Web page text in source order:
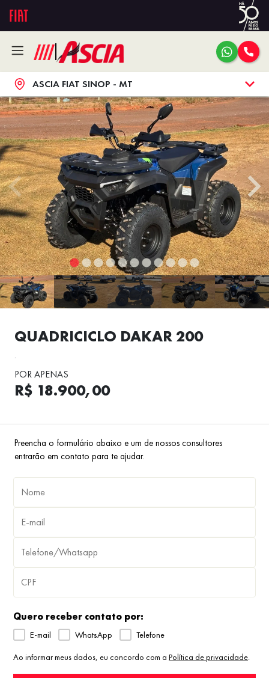
ASCIA FIAT SINOP - MT
QUADRICICLO DAKAR 200
.
POR APENAS
R$ 18.900,00
Preencha o formulário abaixo e um de nossos consultores
entrarão em contato para te ajudar.
Quero receber contato por:
E-mail WhatsApp Telefone
Ao informar meus dados, eu concordo com a Política de privacidade.